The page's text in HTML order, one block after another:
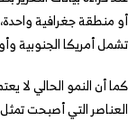
أو منطقة جغرافية
تشمل أمريكا الجنوبية
كما أن النمو الحالي لا
العناصر التي أصبحت